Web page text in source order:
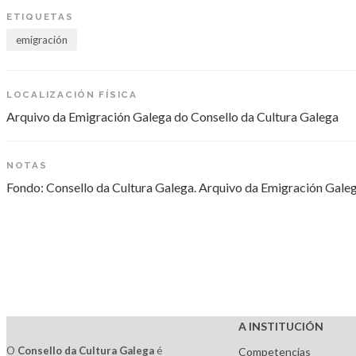
ETIQUETAS
emigración
LOCALIZACIÓN FÍSICA
Arquivo da Emigración Galega do Consello da Cultura Galega
NOTAS
Fondo: Consello da Cultura Galega. Arquivo da Emigración
O Consello da Cultura Galega é
A INSTITUCIÓN
Competencias